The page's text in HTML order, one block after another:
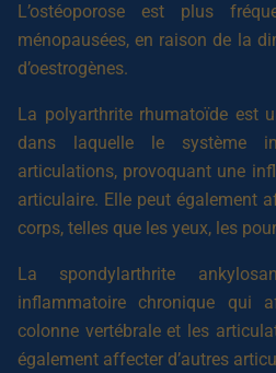
L’ostéoporose est plus
ménopausées, en raison de la
d’oestrogènes.
La polyarthrite rhumatoïde est
dans laquelle le système
articulations, provoquant une
articulaire. Elle peut également
corps, telles que les yeux, les
La spondylarthrite
inflammatoire chronique qui
colonne vertébrale et les
également affecter d’autres